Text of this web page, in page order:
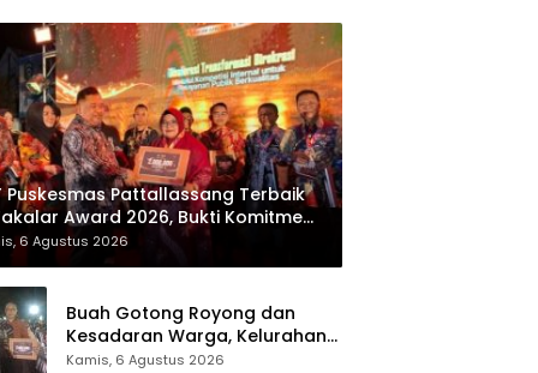
Puskesmas Pattallassang Terbaik
Award 2026, Bukti Komitmen
Pelayanan Kesehatan
6 Agustus 2026
Buah Gotong Royong dan
Kesadaran Warga, Kelurahan
Patte’ne Menjadi Bintang
Kamis, 6 Agustus 2026